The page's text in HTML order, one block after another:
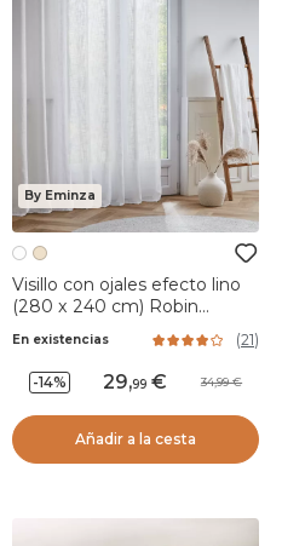
By Eminza
Visillo con ojales efecto lino
(280 x 240 cm) Robin
En existencias (21)
-14% 29,99 34,99
Añadir a la cesta